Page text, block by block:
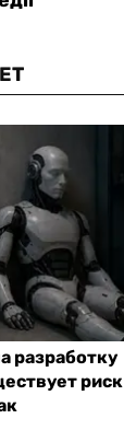
разработку
риск